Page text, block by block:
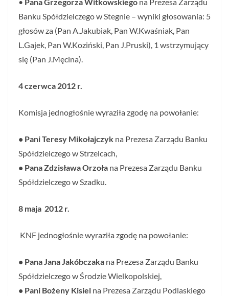
Banku Spółdzielczego w Stegnie – wyniki głosowania: 5
głosów za (Pan A.Jakubiak, Pan W.Kwaśniak, Pan
L.Gajek, Pan W.Koziński, Pan J.Pruski), 1 wstrzymujący
się (Pan J.Męcina).
4 czerwca 2012 r.
Komisja jednogłośnie wyraziła zgodę na powołanie:
• Pani Teresy Mikołajczyk na Prezesa Zarządu Banku
Spółdzielczego w Strzelcach,
• Pana ZdzisławaOrzoła na Prezesa Zarządu Banku
Spółdzielczego w Szadku.
8 maja 2012 r.
KNF jednogłośnie wyraziła zgodę na powołanie:
• Pana Jana Jakóbczaka na Prezesa Zarządu Banku
Spółdzielczego w Środzie Wielkopolskiej,
• Pani Bożeny Kisiel na Prezesa Zarządu Podlaskiego